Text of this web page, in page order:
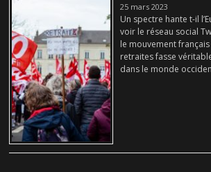
25 mars 2023
Un spectre hante t-il
voir le réseau social
le mouvement
retraites fasse
dans le monde